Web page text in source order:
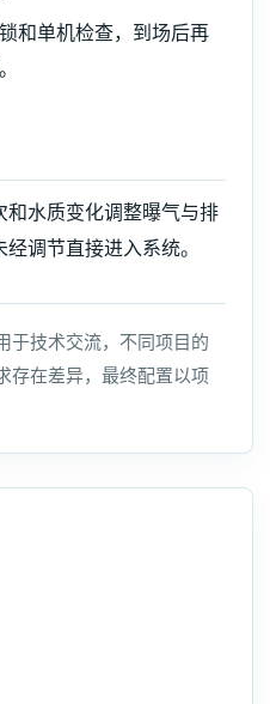
和单机检查，到场后再
和水质变化调整曝气与排
调节直接进入系统。
于技术交流，不同项目的
存在差异，最终配置以项